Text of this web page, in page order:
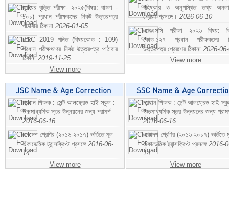
জুনিয়র বৃত্তি পরীক্ষা- ২০২৫(বিষয়: বাংলা -
১০১) প্রধান পরীক্ষকদের নিকট উত্তরপত্র
পাঠাবার ঠিকানা 2026-01-05
JSC 2019 গনিত (বিষয়কোড : 109)
প্রধান পরীক্ষগণের নিকট উত্তরপত্র পাঠাবার
ঠিকানা2019-11-25
View more
বহিষ্কার ও অনুপস্থিত তথ্য
প্রেরণ প্রসঙ্গে। 2026-06-10
এসএসসি পরীক্ষা ২০২৬ বিষয়:
কোড-১২৭ প্রধান পরীক্ষকদের
উত্তরপত্র প্রেরণের ঠিকানা 2026-
View more
প্রধান শিক্ষক : সেন্ট আলফ্রেড হাই স্কুল :
উচ্চমাধ্যমিক স্তর উন্নয়নের জন্য পরামর্শ
2016-06-16
একাদশ শ্রেণির (২০১৬-২০১৭) ভর্তিতে মূল
একাডেমিক ট্রান্সক্রিপ্ট প্রসঙ্গে 2016-06-
14
View more
প্রধান শিক্ষক : সেন্ট আলফ্রেড হাই
উচ্চমাধ্যমিক স্তর উন্নয়নের জন্য
2016-06-16
একাদশ শ্রেণির (২০১৬-২০১৭) ভর্তিতে
একাডেমিক ট্রান্সক্রিপ্ট প্রসঙ্গে 2016-
14
View more